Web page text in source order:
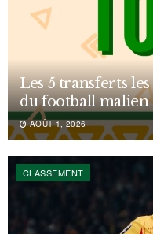
Les 5 transferts
du football malien
AOÛT 1, 2026
CLASSEMENT